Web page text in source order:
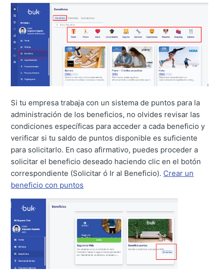
Si tu empresa trabaja con un sistema de puntos para la
administración de los beneficios, no olvides revisar las
condiciones específicas para acceder a cada beneficio y
verificar si tu saldo de puntos disponible es suficiente
para solicitarlo. En caso afirmativo, puedes proceder a
solicitar el beneficio deseado haciendo clic en el botón
correspondiente (Solicitar ó Ir al Beneficio). Crear un
beneficio con puntos